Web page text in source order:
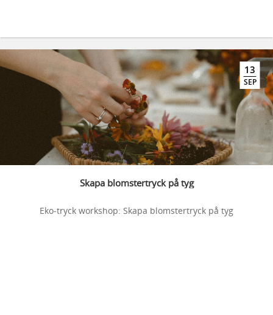
13
SEP
Skapa blomstertryck på tyg
Eko-tryck workshop: Skapa blomstertryck på tyg